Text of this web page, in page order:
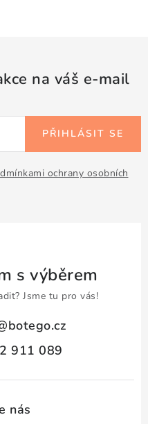
Hodnocení obchodu
na váš e-mail
ochrany osobních
PŘIHLÁSIT SE
s výběrem
Jsme tu pro vás!
botego.cz
911 089